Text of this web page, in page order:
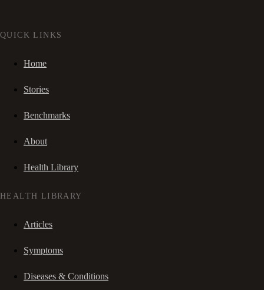
QUICK LINKS
Home
Stories
Benchmarks
About
Health Library
HEALTH LIBRARY
Articles
Symptoms
Diseases & Conditions